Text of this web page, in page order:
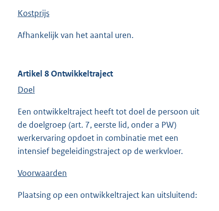
Kostprijs
Afhankelijk van het aantal uren.
Artikel 8 Ontwikkeltraject
Doel
Een ontwikkeltraject heeft tot doel de persoon uit
de doelgroep (art. 7, eerste lid, onder a PW)
werkervaring opdoet in combinatie met een
intensief begeleidingstraject op de werkvloer.
Voorwaarden
Plaatsing op een ontwikkeltraject kan uitsluitend: